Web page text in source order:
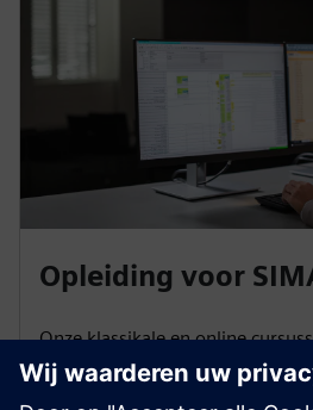
Opleiding voor
Onze klassikale en online
en experts basisinformatie en
over het SIMATIC PCS 7-